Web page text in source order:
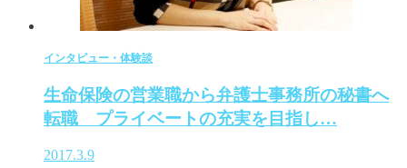
インタビュー・体験談
生命保険の営業職から弁護士事務所の秘書へ
転職 プライベートの充実を目指し…
2017.3.9